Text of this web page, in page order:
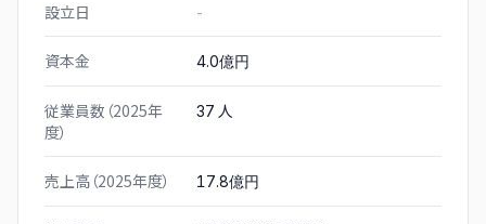
設立日 -
資本金 4.0億円
従業員数（2025年
度）
37 人
売上高（2025年度） 17.8億円